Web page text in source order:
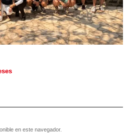
en este navegador.